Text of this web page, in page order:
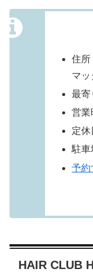
住所
マ
最寄
営業
定休
駐車
予約
HAIR CLUB